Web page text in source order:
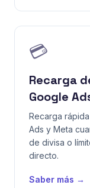
💳
Recarga
Google
Recarga
Ads y Meta
de divisa o
directo.
Saber más →